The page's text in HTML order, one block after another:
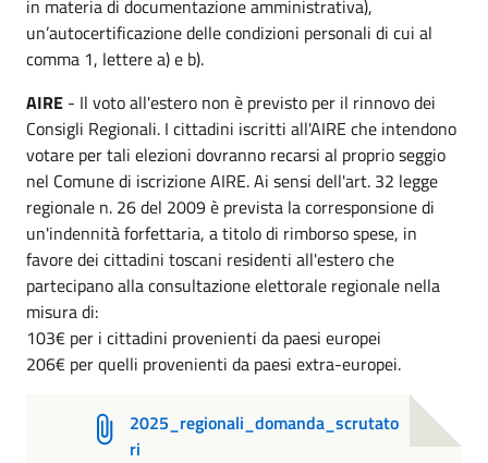
in materia di documentazione amministrativa),
un’autocertificazione delle condizioni personali di cui al
comma 1, lettere a) e b).
AIRE - Il voto all'estero non è previsto per il rinnovo dei
Consigli Regionali. I cittadini iscritti all'AIRE che intendono
votare per tali elezioni dovranno recarsi al proprio seggio
nel Comune di iscrizione AIRE. Ai sensi dell'art. 32 legge
regionale n. 26 del 2009 è prevista la corresponsione di
un'indennità forfettaria, a titolo di rimborso spese, in
favore dei cittadini toscani residenti all'estero che
partecipano alla consultazione elettorale regionale nella
misura di:
103€ per i cittadini provenienti da paesi europei
206€ per quelli provenienti da paesi extra-europei.
2025_regionali_domanda_scrutato
ri